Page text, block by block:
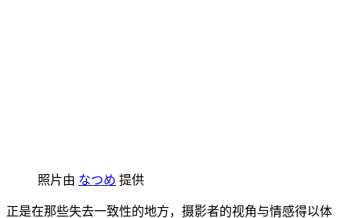
照片由 なつめ 提供
正是在那些失去一致性的地方，摄影者的视角与情感得以体